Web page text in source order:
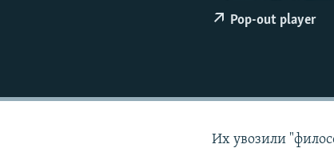
Pop-out player
Их увозили